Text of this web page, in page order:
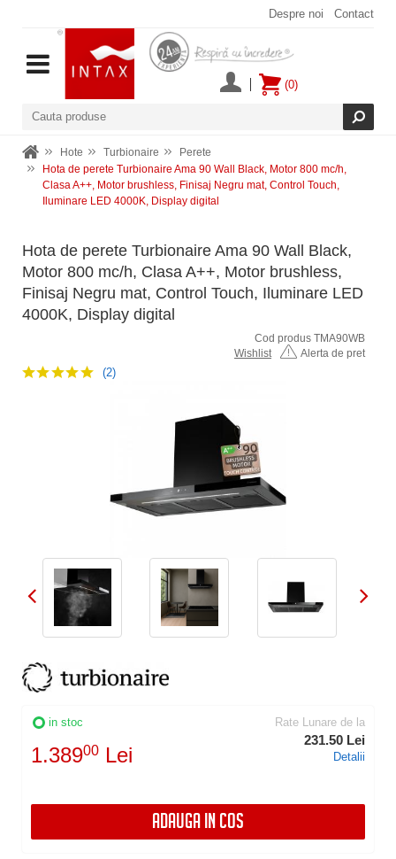
Despre noi Contact
(0)
Hote Turbionaire
Perete
Hota de perete Turbionaire Ama 90 Wall Black, Motor 800 mc/h,
Clasa A++, Motor brushless, Finisaj Negru mat, Control Touch,
Iluminare LED 4000K, Display digital
Hota de perete Turbionaire Ama 90 Wall Black,
Motor 800 mc/h, Clasa A++, Motor brushless,
Finisaj Negru mat, Control Touch, Iluminare LED
4000K, Display digital
Cod produs TMA90WB
Wishlist
Alerta de pret
(2)
in stoc
1.38900 Lei
Rate Lunare de la
231.50 Lei
Detalii
ADAUGA IN COS